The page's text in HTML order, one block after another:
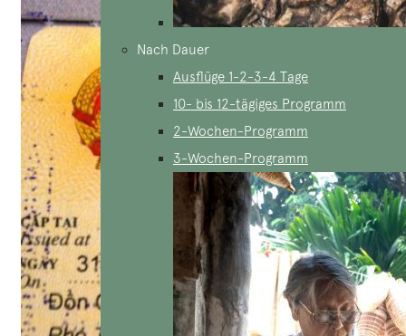
Nach Dauer
Ausflüge 1-2-3-4 Tage
10- bis 12-tägiges Programm
2-Wochen-Programm
3-Wochen-Programm